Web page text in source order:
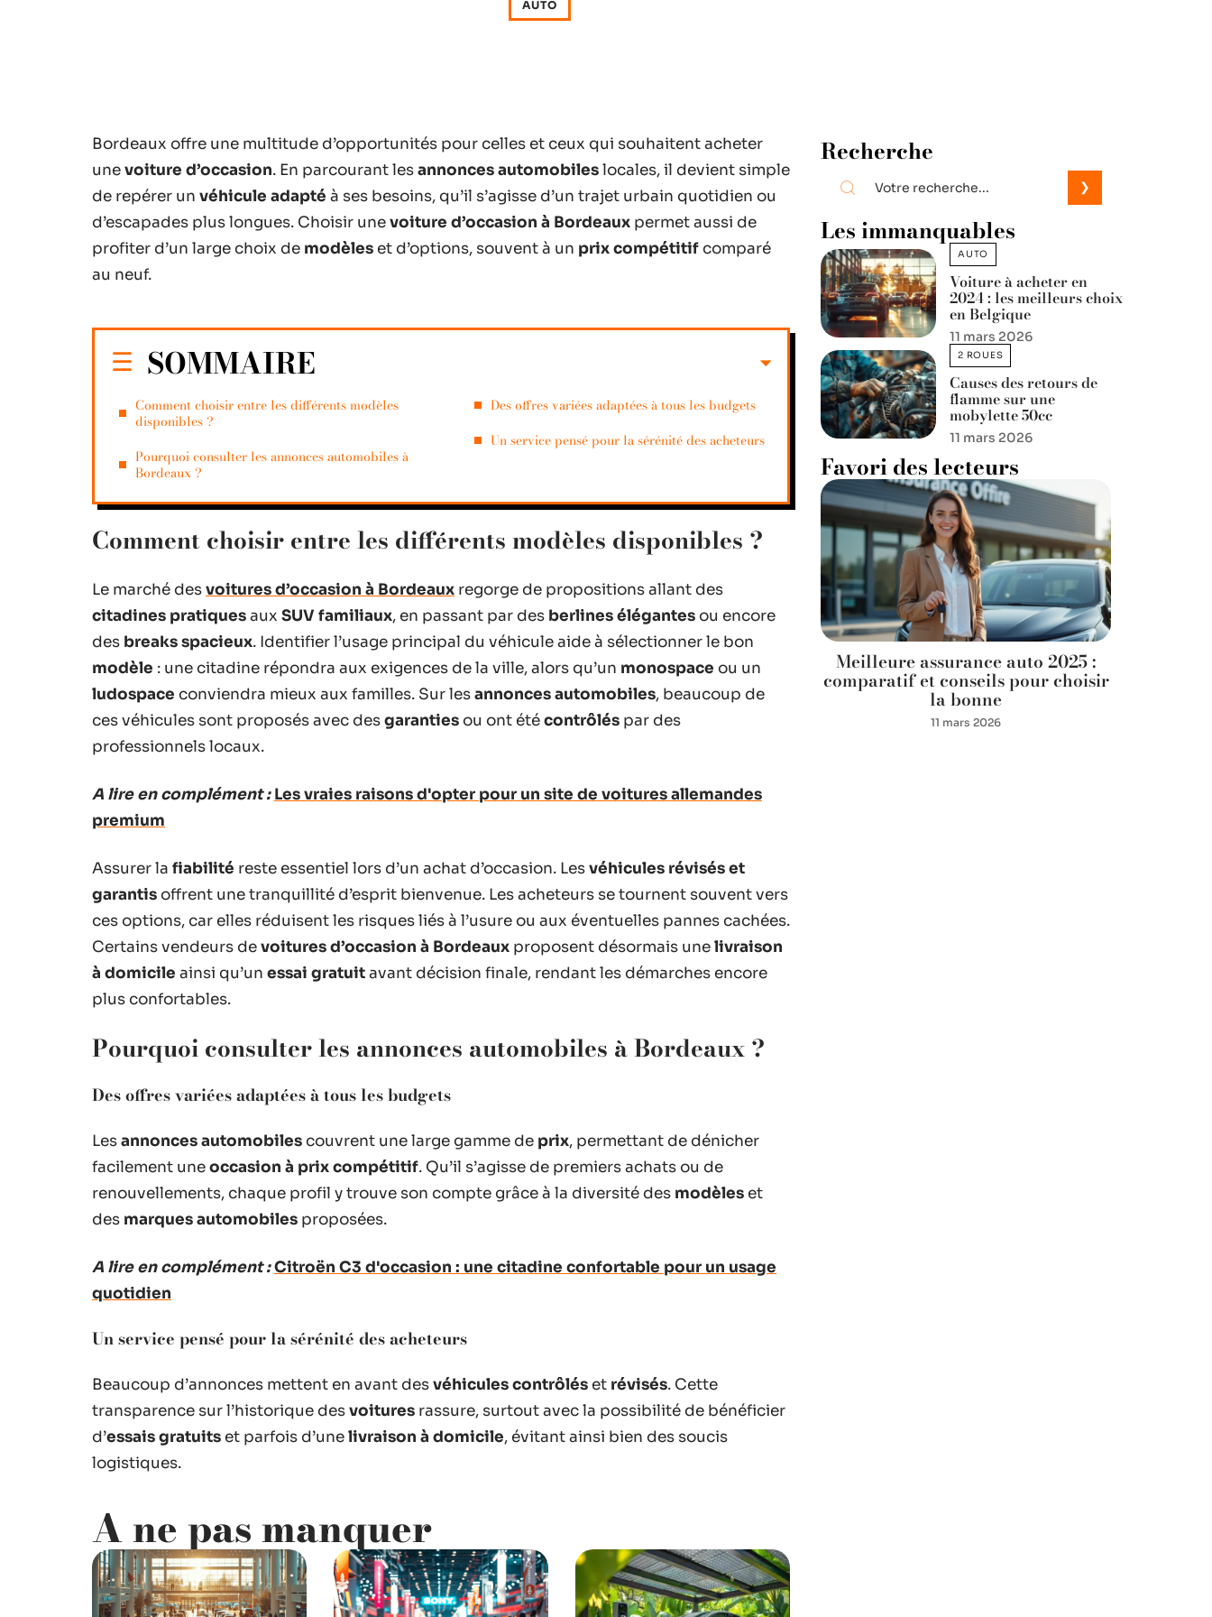
AUTO
Bordeaux offre une multitude d’opportunités pour celles et ceux qui souhaitent acheter
unevoiture d’occasion. En parcourant lesannonces automobileslocales, il devient simple
de repérer un véhicule adapté à ses besoins, qu’il s’agisse d’un trajet urbain quotidien ou
d’escapades plus longues. Choisir unevoiture d’occasion à Bordeaux permet aussi de
profiter d’un large choix de modèles et d’options, souvent à un prix compétitif comparé
au neuf.
SOMMAIRE
Comment choisir entre les différents modèles
disponibles ?
Pourquoi consulter les annonces automobiles à
Bordeaux ?
Des offres variées adaptées à tous les budgets
Un service pensé pour la sérénité des acheteurs
Comment choisir entre les différents modèles disponibles ?
Le marché desvoitures d’occasion à Bordeaux regorge de propositions allant des
citadines pratiquesaux SUV familiaux, en passant par des berlines élégantes ou encore
des breaks spacieux. Identifier l’usage principal du véhicule aide à sélectionner le bon
modèle : une citadine répondra aux exigences de la ville, alors qu’un monospace ou un
ludospace conviendra mieux aux familles. Sur lesannonces automobiles, beaucoup de
ces véhicules sont proposés avec desgaranties ou ont étécontrôlés par des
professionnels locaux.
A lire en complément : Les vraies raisons d'opter pour un site de voitures allemandes
premium
Assurer la fiabilité reste essentiel lors d’un achat d’occasion. Lesvéhicules révisés et
garantis offrent une tranquillité d’esprit bienvenue. Les acheteurs se tournent souvent vers
ces options, car elles réduisent les risques liés à l’usure ou aux éventuelles pannes cachées.
Certains vendeurs devoitures d’occasion à Bordeaux proposent désormais unelivraison
à domicile ainsi qu’un essai gratuitavant décision finale, rendant les démarches encore
plus confortables.
Pourquoi consulter les annonces automobiles à Bordeaux ?
Des offres variées adaptées à tous les budgets
Lesannonces automobiles couvrent une large gamme de prix, permettant de dénicher
facilement uneoccasion à prix compétitif. Qu’il s’agisse de premiers achats ou de
renouvellements, chaque profil y trouve son compte grâce à la diversité des modèles et
des marques automobiles proposées.
A lire en complément :Citroën C3 d'occasion : une citadine confortable pour un usage
quotidien
Un service pensé pour la sérénité des acheteurs
Beaucoup d’annonces mettent en avant desvéhicules contrôlés et révisés. Cette
transparence sur l’historique desvoitures rassure, surtout avec la possibilité de bénéficier
d’essais gratuits et parfois d’unelivraison à domicile, évitant ainsi bien des soucis
logistiques.
A ne pas manquer
Recherche
Les immanquables
AUTO
Voiture à acheter en
2024 : les meilleurs choix
en Belgique
11 mars 2026
2 ROUES
Causes des retours de
flamme sur une
mobylette 50cc
11 mars 2026
Favori des lecteurs
Meilleure assurance auto 2025 :
comparatif et conseils pour choisir
la bonne
11 mars 2026